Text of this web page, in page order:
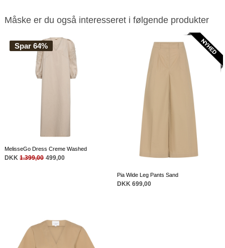
Måske er du også interesseret i følgende produkter
Spar 64%
MelisseGo Dress Creme Washed
DKK1.399,00 499,00
Pia Wide Leg Pants Sand
DKK 699,00